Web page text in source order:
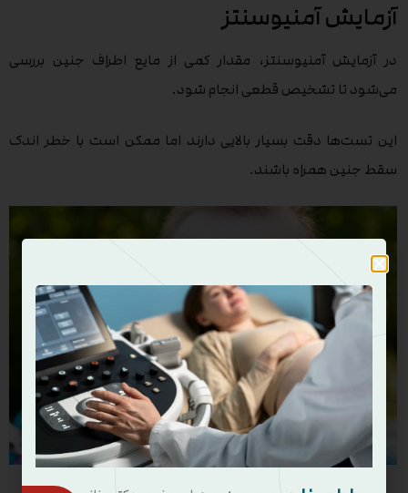
آزمایش آمنیوسنتز
در آزمایش آمنیوسنتز، مقدار کمی از مایع اطراف جنین بررسی
می‌شود تا تشخیص قطعی انجام شود.
این تست‌ها دقت بسیار بالایی دارند اما ممکن است با خطر اندک
سقط جنین همراه باشند.